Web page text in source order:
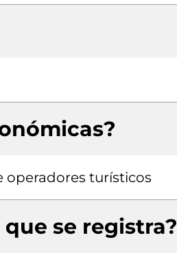
operadores turísticos
se registra?